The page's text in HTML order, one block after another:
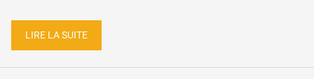
LIRE LA SUITE